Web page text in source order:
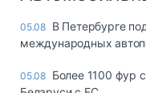
05.08 В Петербурге
международных
05.08 Более 1100 фур